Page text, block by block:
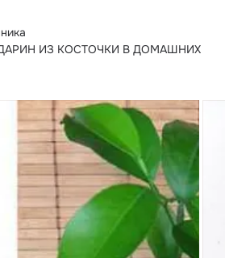
ИЗ КОСТОЧКИ В ДОМАШНИХ
вам будут необходимы семена,...